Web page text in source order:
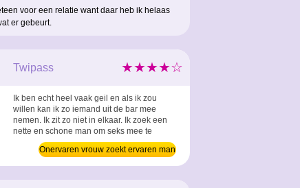
voor een relatie want daar heb ik helaas
er gebeurt.
★★★★☆
Twipass
Ik ben echt heel vaak geil en als ik zou
willen kan ik zo iemand uit de bar mee
nemen. Ik zit zo niet in elkaar. Ik zoek een
nette en schone man om seks mee te
hebben en sorry hoor ik heb geen hekel
aan de kroeg maar een dronkenlap in bed
presteert minder als je snapt wat ik bedoel.
Onervaren vrouw zoekt ervaren man